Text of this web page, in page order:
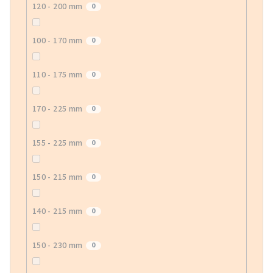
120 - 200 mm 0
100 - 170 mm 0
110 - 175 mm 0
170 - 225 mm 0
155 - 225 mm 0
150 - 215 mm 0
140 - 215 mm 0
150 - 230 mm 0